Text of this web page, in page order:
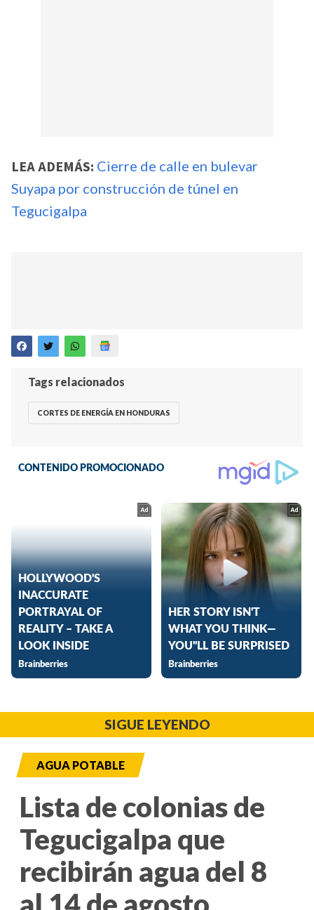
LEA ADEMÁS: Cierre de calle en bulevar
Suyapa por construcción de túnel en
Tegucigalpa
Tags relacionados
CORTES DE ENERGÍA EN HONDURAS
SIGUE LEYENDO
AGUA POTABLE
Lista de colonias de
Tegucigalpa que
recibirán agua del 8